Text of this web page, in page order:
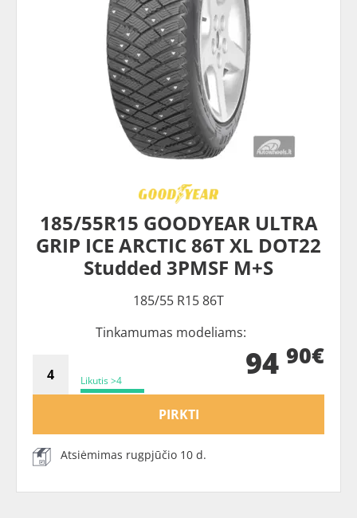
185/55R15 GOODYEAR ULTRA
GRIP ICE ARCTIC 86T XL DOT22
Studded 3PMSF M+S
185/55 R15 86T
Tinkamumas modeliams:
Likutis >4 94 90€
PIRKTI
Atsiėmimas rugpjūčio 10 d.